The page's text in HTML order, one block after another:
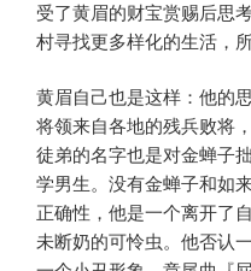
受了黄眉的财宝赏赐后思
村寻找更多样化的生活，
黄眉自己也是这样：他的
将领来自各地的残兵败将
徒弟的名字也是对金蝉子
学男生。没有金蝉子和如
正确性，他是一个离开了
未断奶的可怜虫。他否认